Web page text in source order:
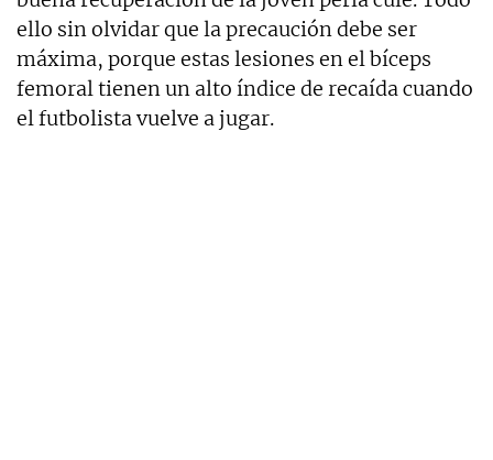
ello sin olvidar que la precaución debe ser
máxima, porque estas lesiones en el bíceps
femoral tienen un alto índice de recaída cuando
el futbolista vuelve a jugar.